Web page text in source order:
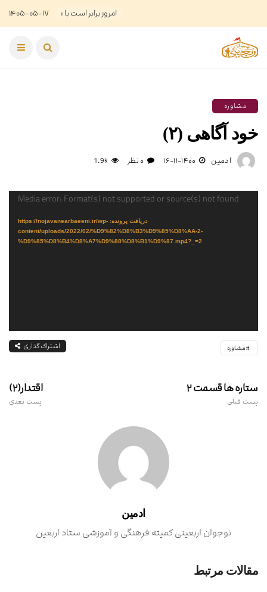
امروز برابر است با : ۱۴۰۵-۰۵-۱۷
مشاوره
خود آگاهی (۲)
ادمین ۱۴۰۰-۱۱-۱۶ ۰ نظر 1.9k
نمایشگرMedia error: Format(s) not supported or source(s) not found
دریافت پرونده: https://nojavanearbaeeni.ir/wp-
content/uploads/2022/02/%D9%82%D8%B3%D9%85%D8%AA-2-
%D9%85%D8%B4%D8%A7%D9%88%D8%B1%D9%87.mp4?_=2
مشاوره اشتراک گذاری
اقتدار(۲)
پست بعدی
ستاره ها قسمت ۲
پست قبلی
ادمین
نوجوان اربعینی کمیته فرهنگی و آموزشی ستاد اربعین
مقالات مرتبط